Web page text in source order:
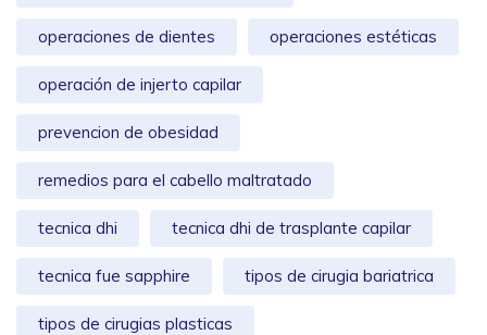
operaciones de dientes operaciones estéticas
operación de injerto capilar
prevencion de obesidad
remedios para el cabello maltratado
tecnica dhi tecnica dhi de trasplante capilar
tecnica fue sapphire tipos de cirugia bariatrica
tipos de cirugias plasticas